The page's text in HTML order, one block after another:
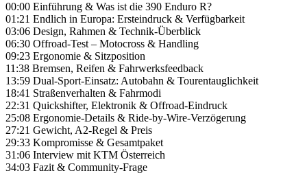
00:00 Einführung & Was ist die 390 Enduro R?
01:21 Endlich in Europa: Ersteindruck & Verfügbarkeit
03:06 Design, Rahmen & Technik-Überblick
06:30 Offroad-Test – Motocross & Handling
09:23 Ergonomie & Sitzposition
11:38 Bremsen, Reifen & Fahrwerksfeedback
13:59 Dual-Sport-Einsatz: Autobahn & Tourentauglichkeit
18:41 Straßenverhalten & Fahrmodi
22:31 Quickshifter, Elektronik & Offroad-Eindruck
25:08 Ergonomie-Details & Ride-by-Wire-Verzögerung
27:21 Gewicht, A2-Regel & Preis
29:33 Kompromisse & Gesamtpaket
31:06 Interview mit KTM Österreich
34:03 Fazit & Community-Frage